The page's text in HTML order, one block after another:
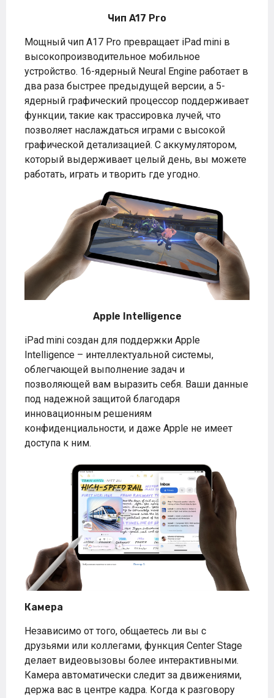
Чип A17 Pro
Мощный чип A17 Pro превращает iPad mini в
высокопроизводительное мобильное
устройство. 16-ядерный Neural Engine работает в
два раза быстрее предыдущей версии, а 5-
ядерный графический процессор поддерживает
функции, такие как трассировка лучей, что
позволяет наслаждаться играми с высокой
графической детализацией. С аккумулятором,
который выдерживает целый день, вы можете
работать, играть и творить где угодно.
Apple Intelligence
iPad mini создан для поддержки Apple
Intelligence – интеллектуальной системы,
облегчающей выполнение задач и
позволяющей вам выразить себя. Ваши данные
под надежной защитой благодаря
инновационным решениям
конфиденциальности, и даже Apple не имеет
доступа к ним.
Камера
Независимо от того, общаетесь ли вы с
друзьями или коллегами, функция Center Stage
делает видеовызовы более интерактивными.
Камера автоматически следит за движениями,
держа вас в центре кадра. Когда к разговору